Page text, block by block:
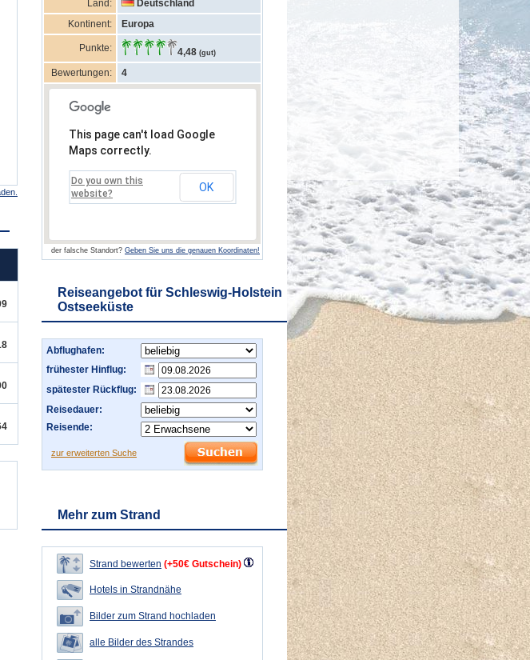
Land:
Deutschland
Kontinent:
Europa
Punkte: 4,48 (gut)
Bewertungen: 4
This page can't load Google
Maps correctly.
Do you own this
website?
OK
der falsche Standort? Geben Sie uns die genauen Koordinaten!
Reiseangebot für Schleswig-Holstein
Ostseeküste
Abflughafen:
frühester Hinflug:
spätester Rückflug:
Reisedauer:
Reisende:
zur erweiterten Suche
Mehr zum Strand
Strand bewerten (+50€ Gutschein)
Hotels in Strandnähe
Bilder zum Strand hochladen
alle Bilder des Strandes